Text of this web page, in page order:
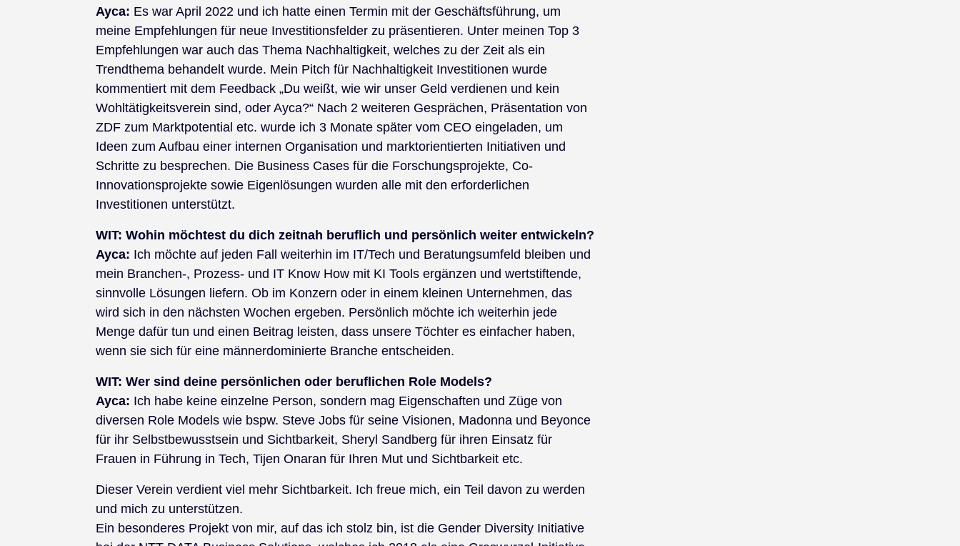
Ayca: Es war April 2022 und ich hatte einen Termin mit der Geschäftsführung, um
meine Empfehlungen für neue Investitionsfelder zu präsentieren. Unter meinen Top 3
Empfehlungen war auch das Thema Nachhaltigkeit, welches zu der Zeit als ein
Trendthema behandelt wurde. Mein Pitch für Nachhaltigkeit Investitionen wurde
kommentiert mit dem Feedback „Du weißt, wie wir unser Geld verdienen und kein
Wohltätigkeitsverein sind, oder Ayca?“ Nach 2 weiteren Gesprächen, Präsentation von
ZDF zum Marktpotential etc. wurde ich 3 Monate später vom CEO eingeladen, um
Ideen zum Aufbau einer internen Organisation und marktorientierten Initiativen und
Schritte zu besprechen. Die Business Cases für die Forschungsprojekte, Co-
Innovationsprojekte sowie Eigenlösungen wurden alle mit den erforderlichen
Investitionen unterstützt.
WIT: Wohin möchtest du dich zeitnah beruflich und persönlich weiter entwickeln?
Ayca: Ich möchte auf jeden Fall weiterhin im IT/Tech und Beratungsumfeld bleiben und
mein Branchen-, Prozess- und IT Know How mit KI Tools ergänzen und wertstiftende,
sinnvolle Lösungen liefern. Ob im Konzern oder in einem kleinen Unternehmen, das
wird sich in den nächsten Wochen ergeben. Persönlich möchte ich weiterhin jede
Menge dafür tun und einen Beitrag leisten, dass unsere Töchter es einfacher haben,
wenn sie sich für eine männerdominierte Branche entscheiden.
WIT: Wer sind deine persönlichen oder beruflichen Role Models?
Ayca: Ich habe keine einzelne Person, sondern mag Eigenschaften und Züge von
diversen Role Models wie bspw. Steve Jobs für seine Visionen, Madonna und Beyonce
für ihr Selbstbewusstsein und Sichtbarkeit, Sheryl Sandberg für ihren Einsatz für
Frauen in Führung in Tech, Tijen Onaran für Ihren Mut und Sichtbarkeit etc.
Dieser Verein verdient viel mehr Sichtbarkeit. Ich freue mich, ein Teil davon zu werden
und mich zu unterstützen.
Ein besonderes Projekt von mir, auf das ich stolz bin, ist die Gender Diversity Initiative